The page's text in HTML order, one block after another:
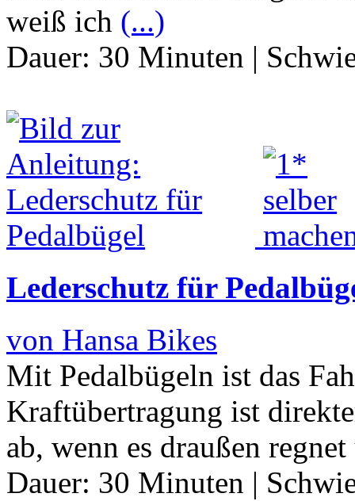
weiß ich (...)
Dauer: 30 Minuten |
Lederschutz für
von Hansa Bikes
Mit Pedalbügeln ist das
Kraftübertragung ist
ab, wenn es draußen
Dauer: 30 Minuten |